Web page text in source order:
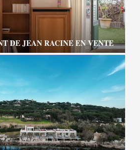
DE JEAN RACINE EN VENTE